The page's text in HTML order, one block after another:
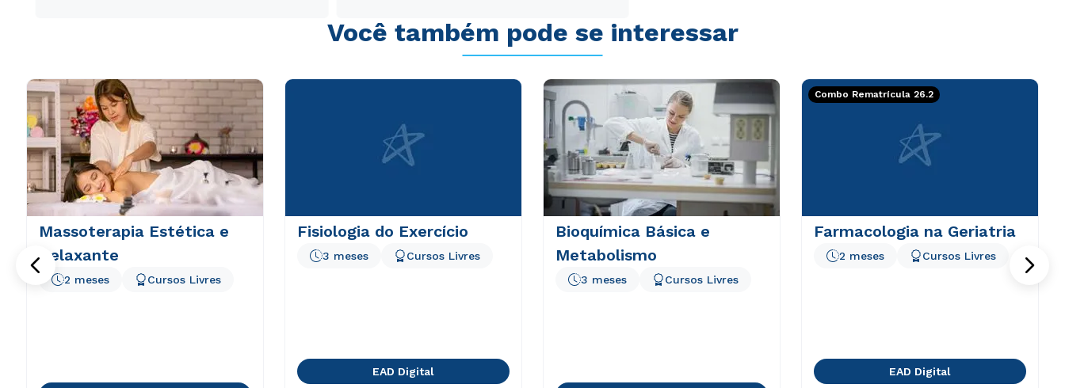
Você também pode se interessar
Massoterapia Estética e
Relaxante
2 meses Cursos Livres
Fisiologia do Exercício
3 meses Cursos Livres
EAD Digital
Bioquímica Básica e
Metabolismo
3 meses Cursos Livres
Combo Rematrícula 26.2
Farmacologia na Geriatria
2 meses Cursos Livres
EAD Digital
Política de Privacidade.e
autorizo que meus dados sejam utilizados para o
envio de conteúdos da Cruzeiro do Sul.
Política de Privacidade.e
autorizo que meus dados sejam utilizados para o
envio de conteúdos da Cruzeiro do Sul.